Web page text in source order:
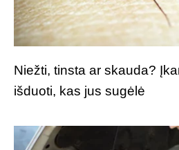
Niežti, tinsta ar skauda?
išduoti, kas jus sugėlė